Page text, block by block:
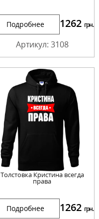
Подробнее 1262 грн.
Артикул: 3108
Толстовка Кристина всегда
права
Подробнее 1262 грн.